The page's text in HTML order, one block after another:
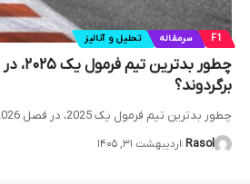
F1 سرمقاله تحلیل و آنالیز
برگردوند؟
چطور بدترین تیم فرمول یک 2025، در فصل 2026 ورق رو برگردوند؟…
Rasol اردیبهشت ۳۱, ۱۴۰۵